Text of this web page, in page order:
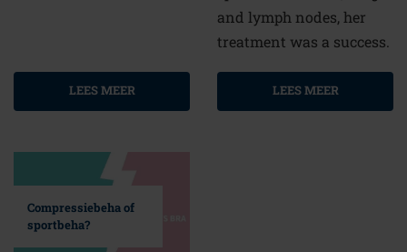
LEES MEER
and lymph nodes, her
treatment was a success.
LEES MEER
Compressiebeha of
sportbeha?